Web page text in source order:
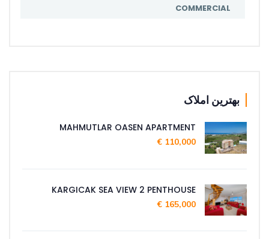
COMMERCIAL
بهترین املاک
MAHMUTLAR OASEN APARTMENT
110,000 €
KARGICAK SEA VIEW 2 PENTHOUSE
165,000 €